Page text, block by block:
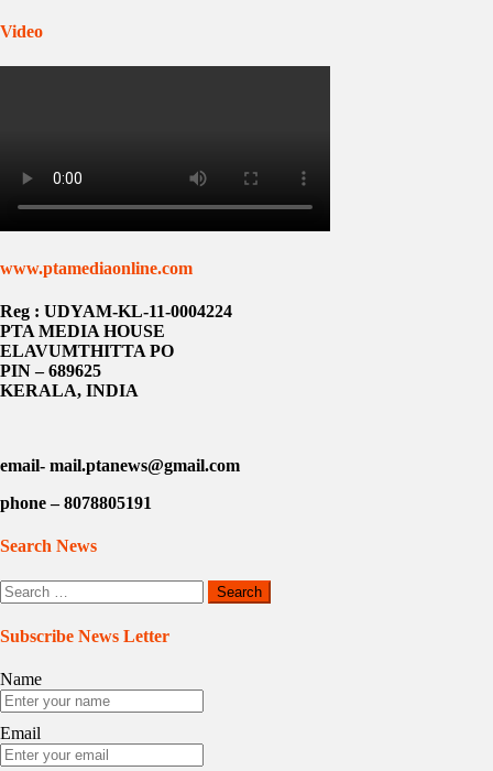
Video
www.ptamediaonline.com
Reg : UDYAM-KL-11-0004224
PTA MEDIA HOUSE
ELAVUMTHITTA PO
PIN – 689625
KERALA, INDIA
email- mail.ptanews@gmail.com
phone – 8078805191
Search News
Search
for:
Subscribe News Letter
Name
Email